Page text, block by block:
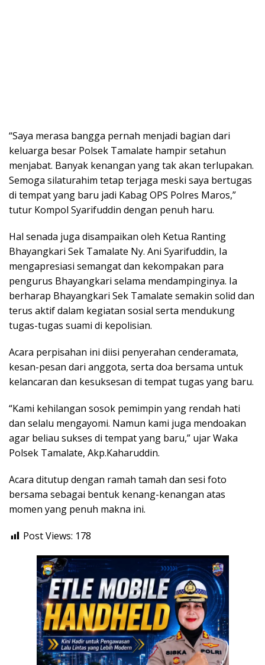
“Saya merasa bangga pernah menjadi bagian dari
keluarga besar Polsek Tamalate hampir setahun
menjabat. Banyak kenangan yang tak akan terlupakan.
Semoga silaturahim tetap terjaga meski saya bertugas
di tempat yang baru jadi Kabag OPS Polres Maros,”
tutur Kompol Syarifuddin dengan penuh haru.
Hal senada juga disampaikan oleh Ketua Ranting
Bhayangkari Sek Tamalate Ny. Ani Syarifuddin, Ia
mengapresiasi semangat dan kekompakan para
pengurus Bhayangkari selama mendampinginya. Ia
berharap Bhayangkari Sek Tamalate semakin solid dan
terus aktif dalam kegiatan sosial serta mendukung
tugas-tugas suami di kepolisian.
Acara perpisahan ini diisi penyerahan cenderamata,
kesan-pesan dari anggota, serta doa bersama untuk
kelancaran dan kesuksesan di tempat tugas yang baru.
“Kami kehilangan sosok pemimpin yang rendah hati
dan selalu mengayomi. Namun kami juga mendoakan
agar beliau sukses di tempat yang baru,” ujar Waka
Polsek Tamalate, Akp.Kaharuddin.
Acara ditutup dengan ramah tamah dan sesi foto
bersama sebagai bentuk kenang-kenangan atas
momen yang penuh makna ini.
Post Views: 178